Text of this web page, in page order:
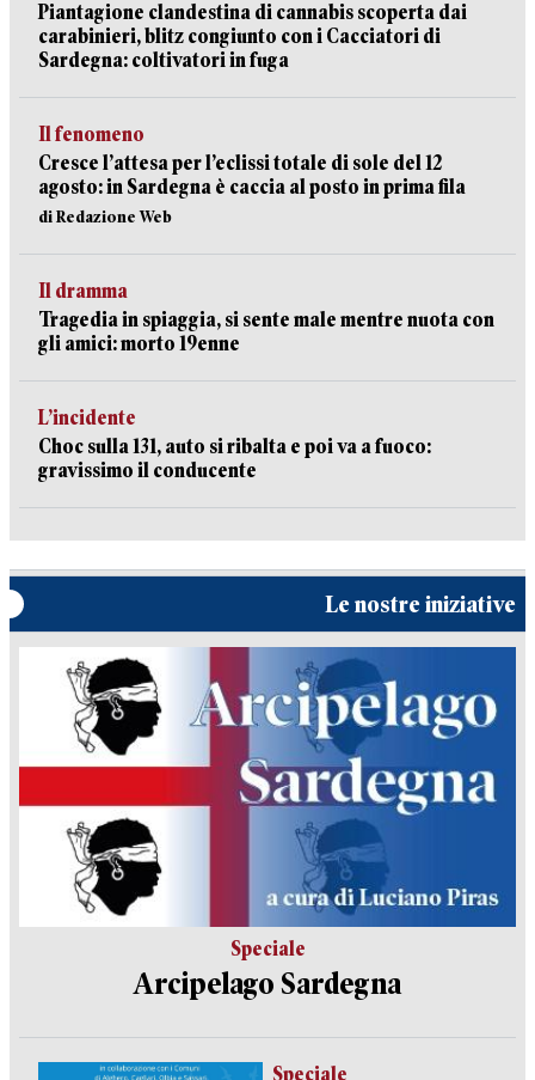
Piantagione clandestina di cannabis scoperta dai
carabinieri, blitz congiunto con i Cacciatori di
Sardegna: coltivatori in fuga
Il fenomeno
Cresce l’attesa per l’eclissi totale di sole del 12
agosto: in Sardegna è caccia al posto in prima fila
di Redazione Web
Il dramma
Tragedia in spiaggia, si sente male mentre nuota con
gli amici: morto 19enne
L’incidente
Choc sulla 131, auto si ribalta e poi va a fuoco:
gravissimo il conducente
Le nostre iniziative
Speciale
Arcipelago Sardegna
Speciale